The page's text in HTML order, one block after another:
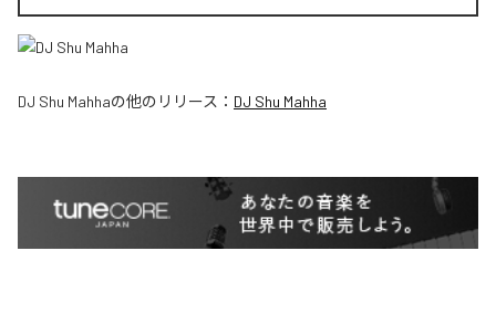
DJ Shu Mahhaの他のリリース： DJ Shu Mahha